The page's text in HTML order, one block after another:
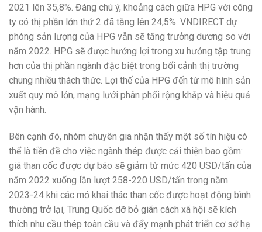
2021 lên 35,8%. Đáng chú ý, khoảng cách giữa HPG với công
ty có thị phần lớn thứ 2 đã tăng lên 24,5%. VNDIRECT dự
phóng sản lượng của HPG vẫn sẽ tăng trưởng dương so với
năm 2022. HPG sẽ được hưởng lợi trong xu hướng tập trung
hơn của thị phần ngành đặc biệt trong bối cảnh thị trường
chung nhiều thách thức. Lợi thế của HPG đến từ mô hình sản
xuất quy mô lớn, mạng lưới phân phối rộng khắp và hiệu quả
vận hành.
Bên cạnh đó, nhóm chuyên gia nhận thấy một số tín hiệu có
thể là tiền đề cho việc ngành thép được cải thiện bao gồm:
giá than cốc được dự báo sẽ giảm từ mức 420 USD/tấn của
năm 2022 xuống lần lượt 258-220 USD/tấn trong năm
2023-24 khi các mỏ khai thác than cốc được hoạt động bình
thường trở lại, Trung Quốc dỡ bỏ giãn cách xã hội sẽ kích
thích nhu cầu thép toàn cầu và đẩy mạnh phát triển cơ sở hạ